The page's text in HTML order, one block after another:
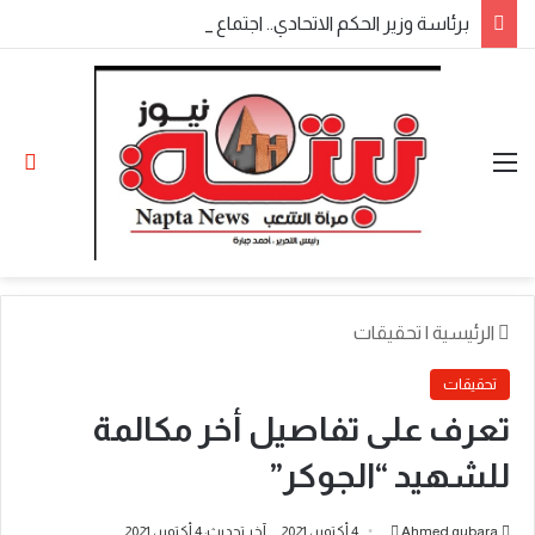
القائمة
الرئيسية | تحقيقات
تحقيقات
تعرف على تفاصيل أخر مكالمة
للشهيد “الجوكر”
Ahmed gubara
أرسل4 أكتوبر، 2021 آخر تحديث: 4 أكتوبر، 2021